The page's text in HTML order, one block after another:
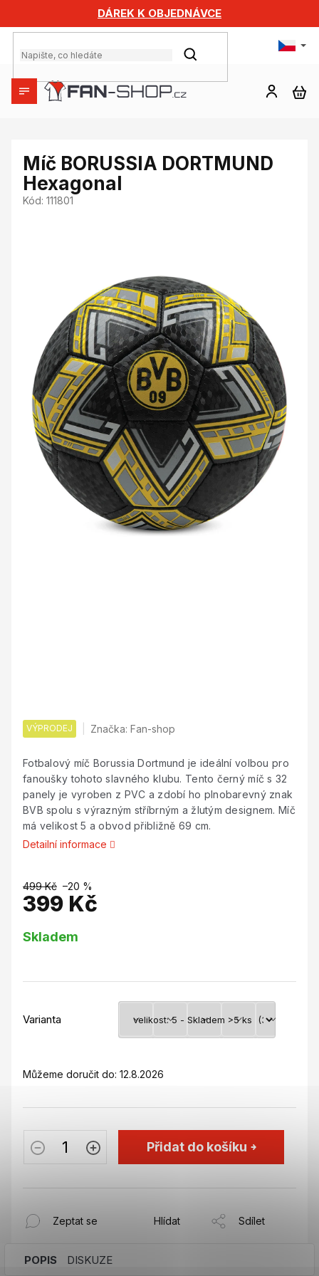
obsah
DÁREK K OBJEDNÁVCE
HLEDAT
Míč BORUSSIA DORTMUND
Hexagonal
Kód: 111801
VÝPRODEJ Značka:Fan-shop
Fotbalový míč Borussia Dortmund je ideální volbou pro
fanoušky tohoto slavného klubu. Tento černý míč s 32
panely je vyroben z PVC a zdobí ho plnobarevný znak
BVB spolu s výrazným stříbrným a žlutým designem. Míč
má velikost 5 a obvod přibližně 69 cm.
Detailní informace
499 Kč –20 %
399 Kč
cena:
Skladem
Varianta
Můžeme doručit do: 12.8.2026
Přidat do košíku
Zeptat se Hlídat Sdílet
POPIS DISKUZE